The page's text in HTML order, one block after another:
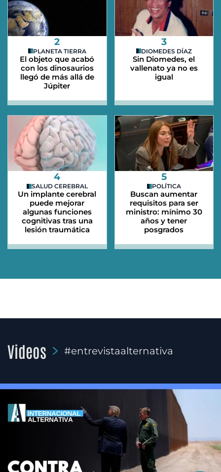
2
PLANETA TIERRA
El objeto que acabó
con los dinosaurios
llegó de más allá de
Júpiter
3
DIOMEDES DÍAZ
Sin Diomedes, el
vallenato ya no es
igual
4
SALUD CEREBRAL
Un implante cerebral
puede mejorar
algunas funciones
cognitivas tras una
lesión traumática
5
POLÍTICA
Buscan aumentar
requisitos para ser
ministro: mínimo 30
años y tener
posgrados
Videos #entrevistaalternativa